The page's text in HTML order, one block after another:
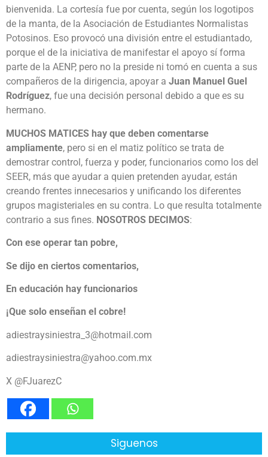
bienvenida. La cortesía fue por cuenta, según los logotipos
de la manta, de la Asociación de Estudiantes Normalistas
Potosinos. Eso provocó una división entre el estudiantado,
porque el de la iniciativa de manifestar el apoyo sí forma
parte de la AENP, pero no la preside ni tomó en cuenta a sus
compañeros de la dirigencia, apoyar a Juan Manuel Guel
Rodríguez, fue una decisión personal debido a que es su
hermano.
MUCHOS MATICES hay que deben comentarse
ampliamente, pero si en el matiz político se trata de
demostrar control, fuerza y poder, funcionarios como los del
SEER, más que ayudar a quien pretenden ayudar, están
creando frentes innecesarios y unificando los diferentes
grupos magisteriales en su contra. Lo que resulta totalmente
contrario a sus fines. NOSOTROS DECIMOS:
Con ese operar tan pobre,
Se dijo en ciertos comentarios,
En educación hay funcionarios
¡Que solo enseñan el cobre!
adiestraysiniestra_3@hotmail.com
adiestraysiniestra@yahoo.com.mx
X @FJuarezC
Siguenos